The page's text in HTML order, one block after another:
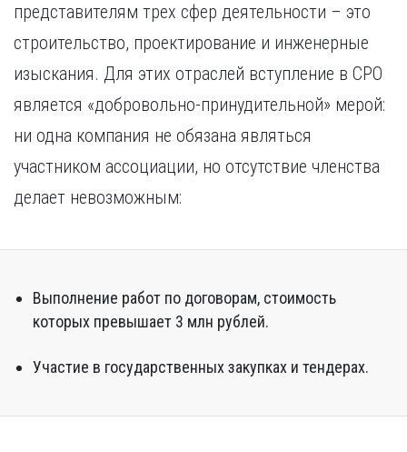
Иваново
Ижевск
Иркутск
К
Калининград
Калуга
Кемерово
Курск
Л
Магнитогорск
Т
Тамбов
Тверь
Тольятти
Томск
Тула
Х
Хабаровск
Чебоксары
Череповец
представителям трех сфер деятельности – это
строительство, проектирование и инженерные
изыскания. Для этих отраслей вступление в СРО
является «добровольно-принудительной» мерой:
ни одна компания не обязана являться
участником ассоциации, но отсутствие членства
делает невозможным:
Выполнение работ по договорам, стоимость
которых превышает 3 млн рублей.
Участие в государственных закупках и тендерах.